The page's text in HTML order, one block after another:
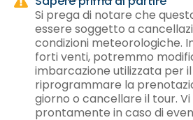
Si prega di notare che
essere soggetto a
condizioni meteorologiche.
forti venti, potremmo
imbarcazione utilizzata per
riprogrammare la
giorno o cancellare il tour.
prontamente in caso di